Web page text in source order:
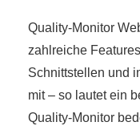
Quality-Monitor
zahlreiche
Schnittstellen und
mit – so lautet ein
Quality-Monitor